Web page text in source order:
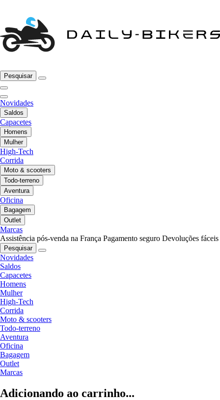
Pesquisar
Novidades
Saldos
Capacetes
Homens
Mulher
High-Tech
Corrida
Moto & scooters
Todo-terreno
Aventura
Oficina
Bagagem
Outlet
Marcas
Assistência pós-venda na França Pagamento seguro Devoluções fáceis
Pesquisar
Novidades
Saldos
Capacetes
Homens
Mulher
High-Tech
Corrida
Moto & scooters
Todo-terreno
Aventura
Oficina
Bagagem
Outlet
Marcas
Adicionando ao carrinho...